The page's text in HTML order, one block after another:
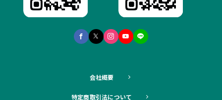
会社概要
特定商取引法について